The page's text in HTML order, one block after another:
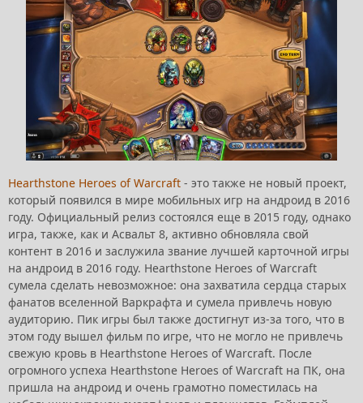
Hearthstone Heroes of Warcraft - это также не новый проект,
который появился в мире мобильных игр на андроид в 2016
году. Официальный релиз состоялся еще в 2015 году, однако
игра, также, как и Асвальт 8, активно обновляла свой
контент в 2016 и заслужила звание лучшей карточной игры
на андроид в 2016 году. Hearthstone Heroes of Warcraft
сумела сделать невозможное: она захватила сердца старых
фанатов вселенной Варкрафта и сумела привлечь новую
аудиторию. Пик игры был также достигнут из-за того, что в
этом году вышел фильм по игре, что не могло не привлечь
свежую кровь в Hearthstone Heroes of Warcraft. После
огромного успеха Hearthstone Heroes of Warcraft на ПК, она
пришла на андроид и очень грамотно поместилась на